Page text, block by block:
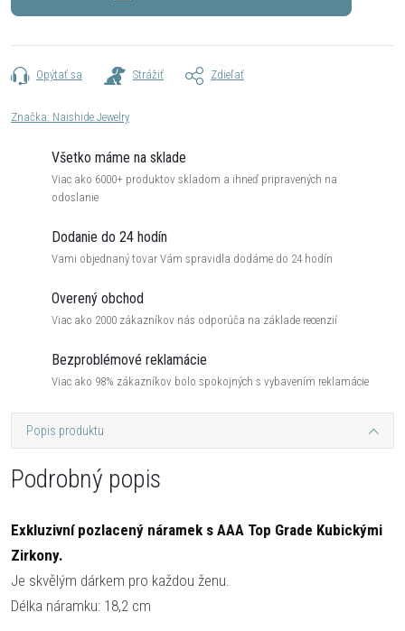
Opýtať sa Strážiť Zdieľať
Značka: Naishide Jewelry
Všetko máme na sklade
Viac ako 6000+ produktov skladom a ihneď pripravených na
odoslanie
Dodanie do 24 hodín
Vami objednaný tovar Vám spravidla dodáme do 24 hodín
Overený obchod
Viac ako 2000 zákazníkov nás odporúča na základe recenzií
Bezproblémové reklamácie
Viac ako 98% zákazníkov bolo spokojných s vybavením reklamácie
Popis produktu
Podrobný popis
Exkluzivní pozlacený náramek s AAA Top Grade Kubickými
Zirkony.
Je skvělým dárkem pro každou ženu.
Délka náramku: 18,2 cm